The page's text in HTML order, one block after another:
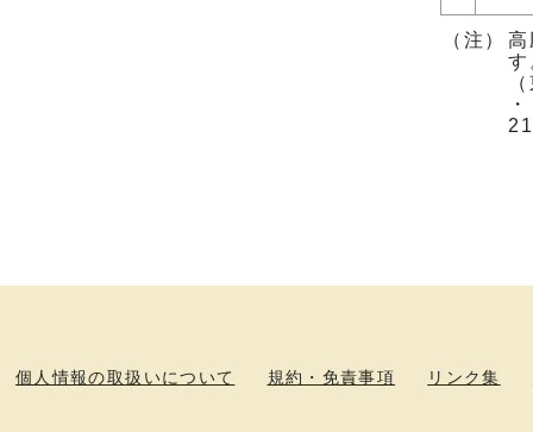
（注）
高
す
個人情報の取扱いについて 規約・免責事項 リンク集